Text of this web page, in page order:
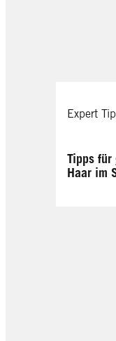
Expert
Tipps für
Haar im